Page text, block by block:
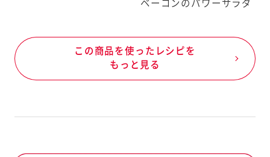
お店の在庫状況は日々変動しますの
願いいたします。
育児食の店舗はお客様相談室にお問い
商品Aを製造後、次の商品Bを
ない特定原材料等が入る可能性
ます。
ベーコンのパワーサラダ
この商品を使ったレシピを
もっと見る